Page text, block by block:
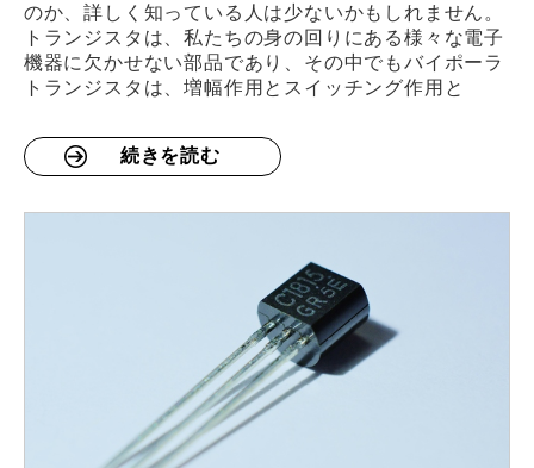
のか、詳しく知っている人は少ないかもしれません。
トランジスタは、私たちの身の回りにある様々な電子
機器に欠かせない部品であり、その中でもバイポーラ
トランジスタは、増幅作用とスイッチング作用と
続きを読む